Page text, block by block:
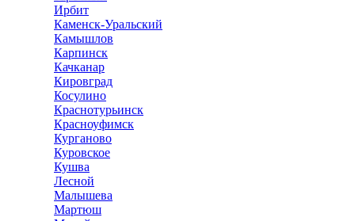
Ирбит
Каменск-Уральский
Камышлов
Карпинск
Качканар
Кировград
Косулино
Краснотурьинск
Красноуфимск
Курганово
Куровское
Кушва
Лесной
Малышева
Мартюш